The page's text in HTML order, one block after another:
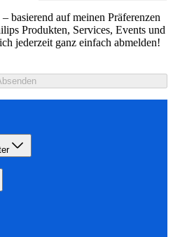
basierend auf meinen Präferenzen
Produkten, Services, Events und
jederzeit ganz einfach abmelden!